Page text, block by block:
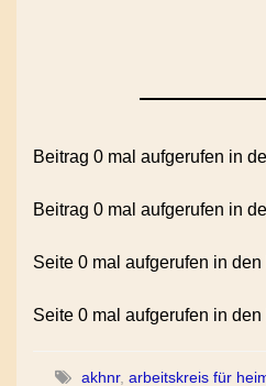
Beitrag 0 mal aufgerufen in
Beitrag 0 mal aufgerufen in
Seite 0 mal aufgerufen in den
Seite 0 mal aufgerufen in
akhnr, arbeitskreis für